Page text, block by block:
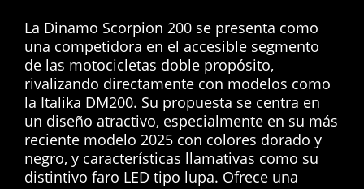
La Dinamo Scorpion 200 se presenta como
una competidora en el accesible segmento
de las motocicletas doble propósito,
rivalizando directamente con modelos como
la Italika DM200. Su propuesta se centra en
un diseño atractivo, especialmente en su más
reciente modelo 2025 con colores dorado y
negro, y características llamativas como su
distintivo faro LED tipo lupa. Ofrece una